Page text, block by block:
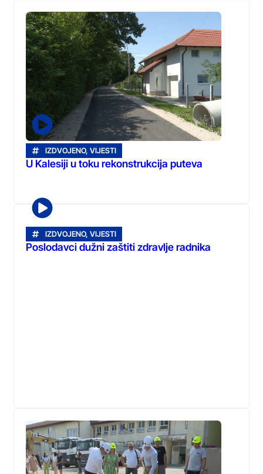
IZDVOJENO, VIJESTI
U Kalesiji u toku rekonstrukcija puteva
IZDVOJENO, VIJESTI
Poslodavci dužni zaštiti zdravlje radnika